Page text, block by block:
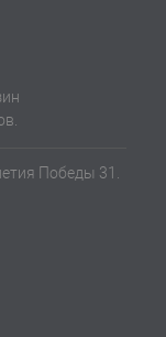
Победы 31.